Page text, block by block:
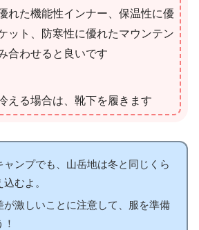
れた機能性インナー、保温性に優
ット、防寒性に優れたマウンテン
合わせると良いです
える場合は、靴下を履きます
ャンプでも、山岳地は冬と同じくら
むよ。
が激しいことに注意して、服を準備